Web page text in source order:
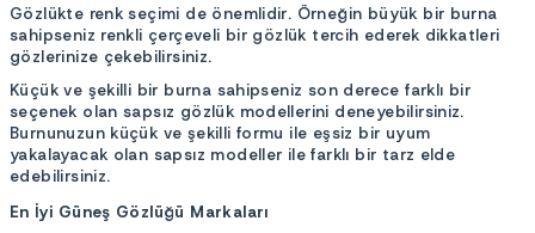
Gözlükte renk seçimi de önemlidir. Örneğin büyük bir burna
sahipseniz renkli çerçeveli bir gözlük tercih ederek dikkatleri
gözlerinize çekebilirsiniz.
Küçük ve şekilli bir burna sahipseniz son derece farklı bir
seçenek olan sapsız gözlük modellerini deneyebilirsiniz.
Burnunuzun küçük ve şekilli formu ile eşsiz bir uyum
yakalayacak olan sapsız modeller ile farklı bir tarz elde
edebilirsiniz.
En İyi Güneş Gözlüğü Markaları